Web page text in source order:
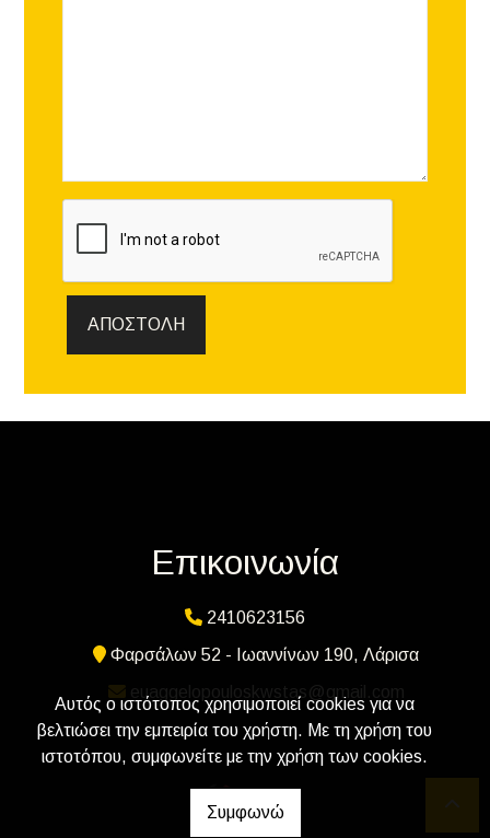
ΑΠΟΣΤΟΛΉ
Επικοινωνία
2410623156
Φαρσάλων 52 - Ιωαννίνων 190, Λάρισα
euaggelopouloskwstas@gmail.com
Αυτός ο ιστότοπος χρησιμοποιεί cookies για να
βελτιώσει την εμπειρία του χρήστη. Με τη χρήση του
ιστοτόπου, συμφωνείτε με την χρήση των cookies.
Συμφωνώ